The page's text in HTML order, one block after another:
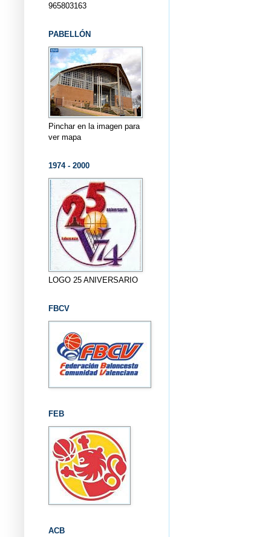
965803163
PABELLÓN
Pinchar en la imagen para
ver mapa
1974 - 2000
LOGO 25 ANIVERSARIO
FBCV
FEB
ACB